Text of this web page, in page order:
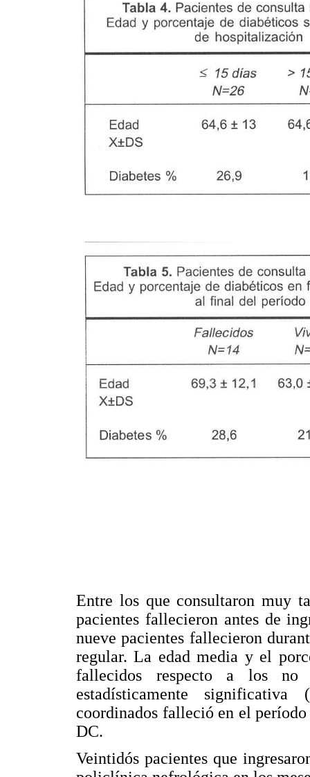
Entre los que consultaron muy
pacientes fallecieron antes de
nueve pacientes fallecieron
regular. La edad media y el
fallecidos respecto a los
estadísticamente significativa (
coordinados falleció en el
DC.
Veintidós pacientes que